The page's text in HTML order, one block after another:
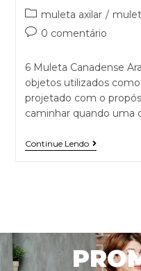
muleta axilar /
0 comentário
6 Muleta Canadense
objetos utilizados
projetado com o
caminhar quando uma
Continue Lendo